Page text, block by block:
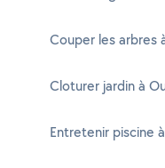
Couper les arbres
Cloturer jardin à
Entretenir piscine